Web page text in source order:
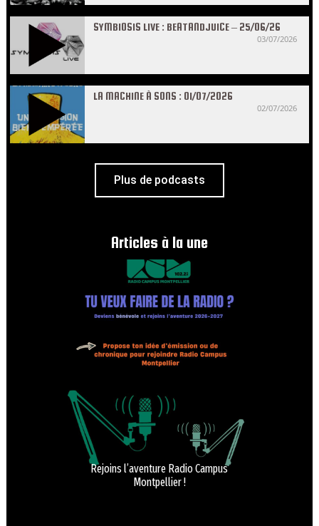
SYMBIOSIS LIVE : BEATANDJUICE – 25/06/26
03/07/2026
LA MACHINE À SONS : 01/07/2026
02/07/2026
Plus de podcasts
Articles à la une
Rejoins l’aventure Radio Campus
Montpellier !